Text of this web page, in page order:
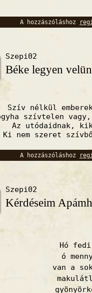
A hozzászóláshoz
Szepi02
Béke legyen
Szív nélkül
szívtelen
Az utódaidnak,
Ki nem szeret
A hozzászóláshoz
Szepi02
Kérdéseim
Hó
ó
van a